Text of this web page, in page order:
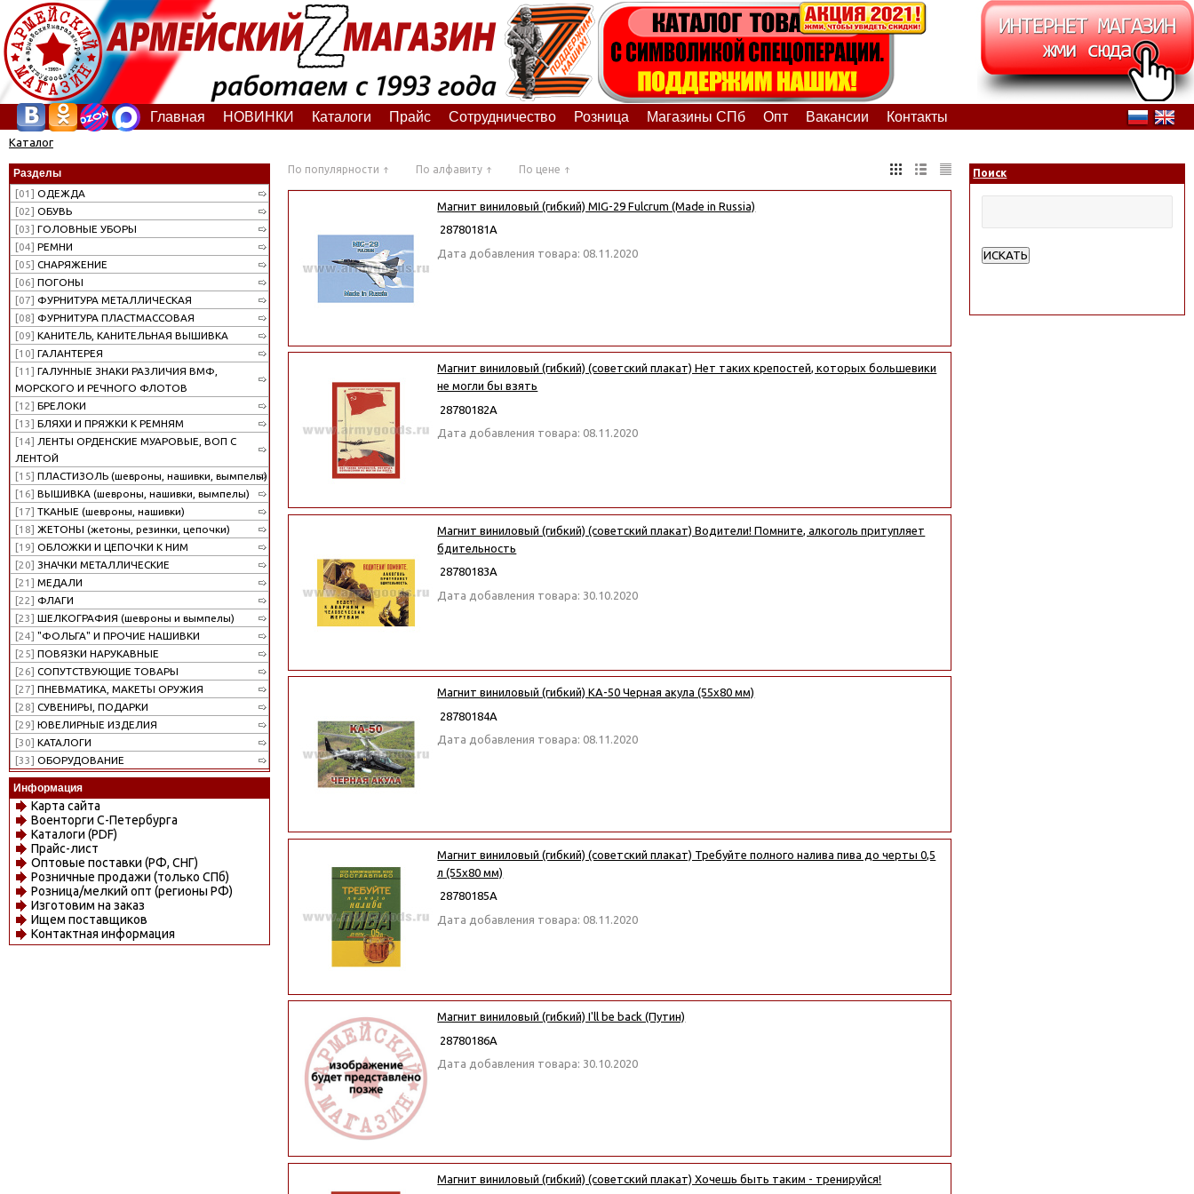
Главная НОВИНКИ Каталоги Прайс Сотрудничество Розница Магазины СПб Опт Вакансии Контакты
Каталог
Разделы
[01] ОДЕЖДА
[02] ОБУВЬ
[03] ГОЛОВНЫЕ УБОРЫ
[04] РЕМНИ
[05] СНАРЯЖЕНИЕ
[06] ПОГОНЫ
[07] ФУРНИТУРА МЕТАЛЛИЧЕСКАЯ
[08] ФУРНИТУРА ПЛАСТМАССОВАЯ
[09] КАНИТЕЛЬ, КАНИТЕЛЬНАЯ ВЫШИВКА
[10] ГАЛАНТЕРЕЯ
[11] ГАЛУННЫЕ ЗНАКИ РАЗЛИЧИЯ ВМФ,
МОРСКОГО И РЕЧНОГО ФЛОТОВ
[12] БРЕЛОКИ
[13] БЛЯХИ И ПРЯЖКИ К РЕМНЯМ
[14] ЛЕНТЫ ОРДЕНСКИЕ МУАРОВЫЕ, ВОП С
ЛЕНТОЙ
[15] ПЛАСТИЗОЛЬ (шевроны, нашивки, вымпелы)
[16] ВЫШИВКА (шевроны, нашивки, вымпелы)
[17] ТКАНЫЕ (шевроны, нашивки)
[18] ЖЕТОНЫ (жетоны, резинки, цепочки)
[19] ОБЛОЖКИ И ЦЕПОЧКИ К НИМ
[20] ЗНАЧКИ МЕТАЛЛИЧЕСКИЕ
[21] МЕДАЛИ
[22] ФЛАГИ
[23] ШЕЛКОГРАФИЯ (шевроны и вымпелы)
[24] "ФОЛЬГА" И ПРОЧИЕ НАШИВКИ
[25] ПОВЯЗКИ НАРУКАВНЫЕ
[26] СОПУТСТВУЮЩИЕ ТОВАРЫ
[27] ПНЕВМАТИКА, МАКЕТЫ ОРУЖИЯ
[28] СУВЕНИРЫ, ПОДАРКИ
[29] ЮВЕЛИРНЫЕ ИЗДЕЛИЯ
[30] КАТАЛОГИ
[33] ОБОРУДОВАНИЕ
Информация
Карта сайта
Военторги С-Петербурга
Каталоги (PDF)
Прайс-лист
Оптовые поставки (РФ, СНГ)
Розничные продажи (только СПб)
Розница/мелкий опт (регионы РФ)
Изготовим на заказ
Ищем поставщиков
Контактная информация
По популярности По алфавиту По цене
Магнит виниловый (гибкий) MIG-29 Fulcrum (Made in Russia)
28780181А
Дата добавления товара: 08.11.2020
Магнит виниловый (гибкий) (советский плакат) Нет таких крепостей, которых большевики
не могли бы взять
28780182А
Дата добавления товара: 08.11.2020
Магнит виниловый (гибкий) (советский плакат) Водители! Помните, алкоголь притупляет
бдительность
28780183А
Дата добавления товара: 30.10.2020
Магнит виниловый (гибкий) КА-50 Черная акула (55x80 мм)
28780184А
Дата добавления товара: 08.11.2020
Магнит виниловый (гибкий) (советский плакат) Требуйте полного налива пива до черты 0,5
л (55x80 мм)
28780185А
Дата добавления товара: 08.11.2020
Магнит виниловый (гибкий) I'll be back (Путин)
28780186А
Дата добавления товара: 30.10.2020
Магнит виниловый (гибкий) (советский плакат) Хочешь быть таким - тренируйся!
Поиск
ИСКАТЬ